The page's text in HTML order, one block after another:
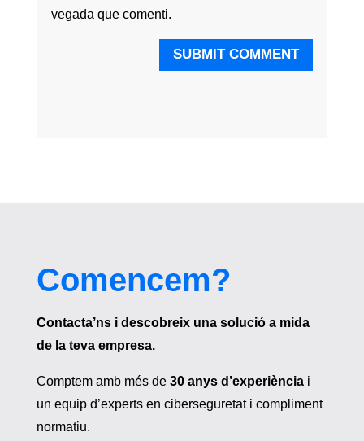
vegada que comenti.
SUBMIT COMMENT
Comencem?
Contacta’ns i descobreix una solució a mida
de la teva empresa.
Comptem amb més de 30 anys d’experiènciai
un equip d’experts en ciberseguretat i compliment
normatiu.